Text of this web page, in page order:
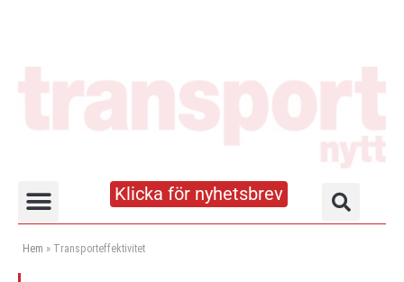
Klicka för nyhetsbrev
Hem » Transporteffektivitet